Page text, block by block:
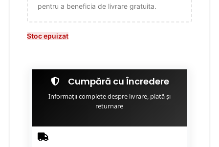
pentru a beneficia de livrare gratuita.
Stoc epuizat
Cumpără cu Încredere
Informații complete despre livrare, plată și
returnare